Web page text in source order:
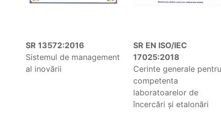
SR 13572:2016
Sistemul de management
al inovării
SR EN ISO/IEC
17025:2018
Cerinte generale pentru
competenta
laboratoarelor de
încercări şi etalonări